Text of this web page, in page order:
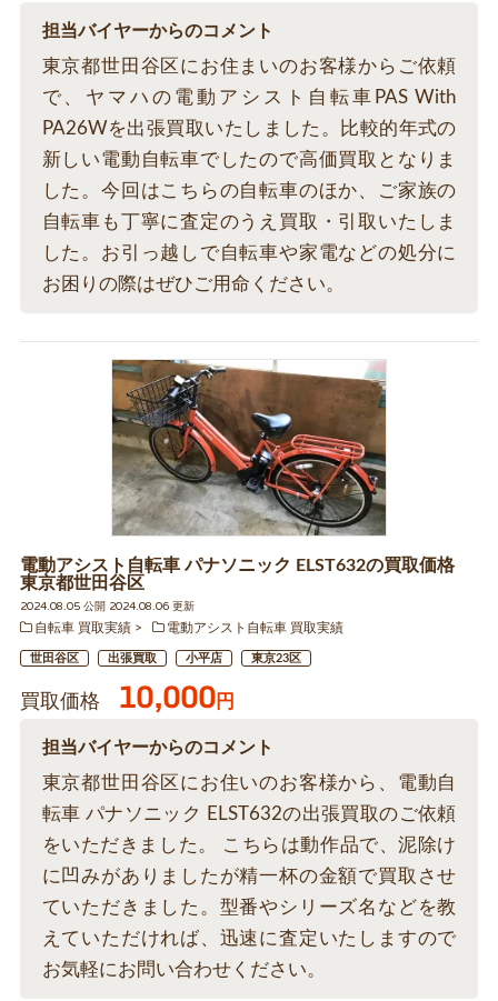
担当バイヤーからのコメント
東京都世田谷区にお住まいのお客様からご依頼
で、ヤマハの電動アシスト自転車PAS With
PA26Wを出張買取いたしました。比較的年式の
新しい電動自転車でしたので高価買取となりま
した。今回はこちらの自転車のほか、ご家族の
自転車も丁寧に査定のうえ買取・引取いたしま
した。お引っ越しで自転車や家電などの処分に
お困りの際はぜひご用命ください。
電動アシスト自転車 パナソニック ELST632の買取価格
東京都世田谷区
2024.08.05 公開 2024.08.06 更新
自転車 買取実績
電動アシスト自転車 買取実績
世田谷区 出張買取 小平店 東京23区
買取価格 10,000円
担当バイヤーからのコメント
東京都世田谷区にお住いのお客様から、電動自
転車 パナソニック ELST632の出張買取のご依頼
をいただきました。 こちらは動作品で、泥除け
に凹みがありましたが精一杯の金額で買取させ
ていただきました。型番やシリーズ名などを教
えていただければ、迅速に査定いたしますので
お気軽にお問い合わせください。